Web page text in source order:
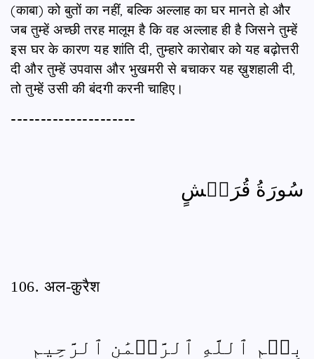
(काबा) को बुतों का नहीं, बल्कि अल्लाह का घर मानते हो और
जब तुम्हें अच्छी तरह मालूम है कि वह अल्लाह ही है जिसने तुम्हें
इस घर के कारण यह शांति दी, तुम्हारे कारोबार को यह बढ़ोत्तरी
दी और तुम्हें उपवास और भुखमरी से बचाकर यह ख़ुशहाली दी,
तो तुम्हें उसी की बंदगी करनी चाहिए।
---------------------
سُورَةُ قُرَيۡشٍ
106. अल-क़ुरैश
بِسۡمِ ٱللَّهِ ٱلرَّحۡمَٰنِ ٱلرَّحِيمِ